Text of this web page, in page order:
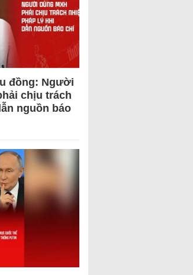
đồng: Người
chịu trách
nguồn báo